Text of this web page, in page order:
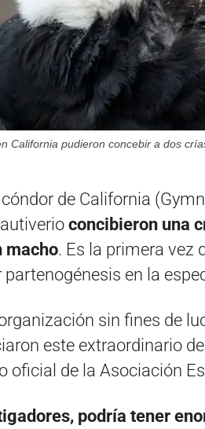
California pudieron concebir a dos
de California
concibieron una
macho. Es la primera vez
en la
sin fines de
este extraordinario
oficial de la Asociación
podría tener